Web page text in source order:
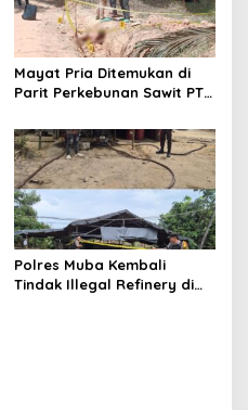
Mayat Pria Ditemukan di
Parit Perkebunan Sawit PT
Selidiki Penyebab Kematian
Polres Muba Kembali
Tindak Illegal Refinery di